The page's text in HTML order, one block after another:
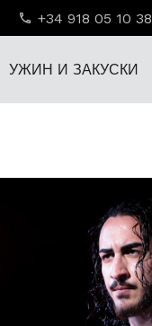
+34 918 05 10 38
УЖИН И ЗАКУСКИ